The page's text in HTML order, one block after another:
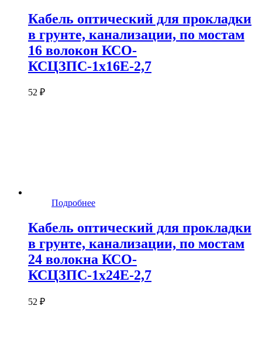
Кабель оптический для прокладки
в грунте, канализации, по мостам
16 волокон КСО-
КСЦЗПС-1х16Е-2,7
52 ₽
Подробнее
Кабель оптический для прокладки
в грунте, канализации, по мостам
24 волокна КСО-
КСЦЗПС-1х24Е-2,7
52 ₽